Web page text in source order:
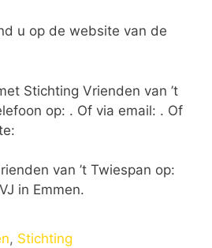
u op de website van de
Stichting Vrienden van ’t
op: . Of via email: . Of
van ’t Twiespan op:
in Emmen.
, Stichting